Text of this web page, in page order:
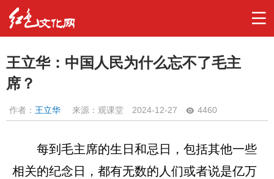
王立华：中国人民为什么忘不了毛主
席？
作者： 王立华 来源：观课堂 2024-12-27 4460
每到毛主席的生日和忌日，包括其他一些
相关的纪念日，都有无数的人们或者说是亿万